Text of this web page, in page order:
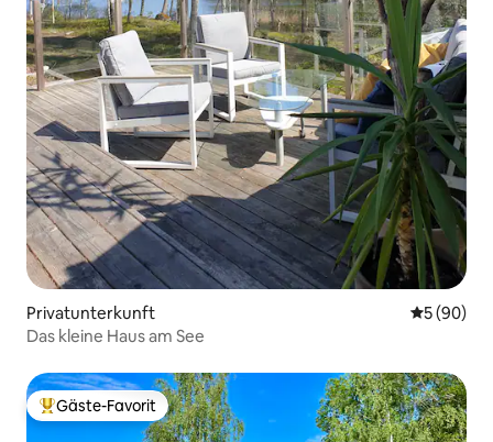
Privatunterkunft
5 (90)
Das kleine Haus am See
Beliebter Gäste-Favorit.
Gäste-Favorit